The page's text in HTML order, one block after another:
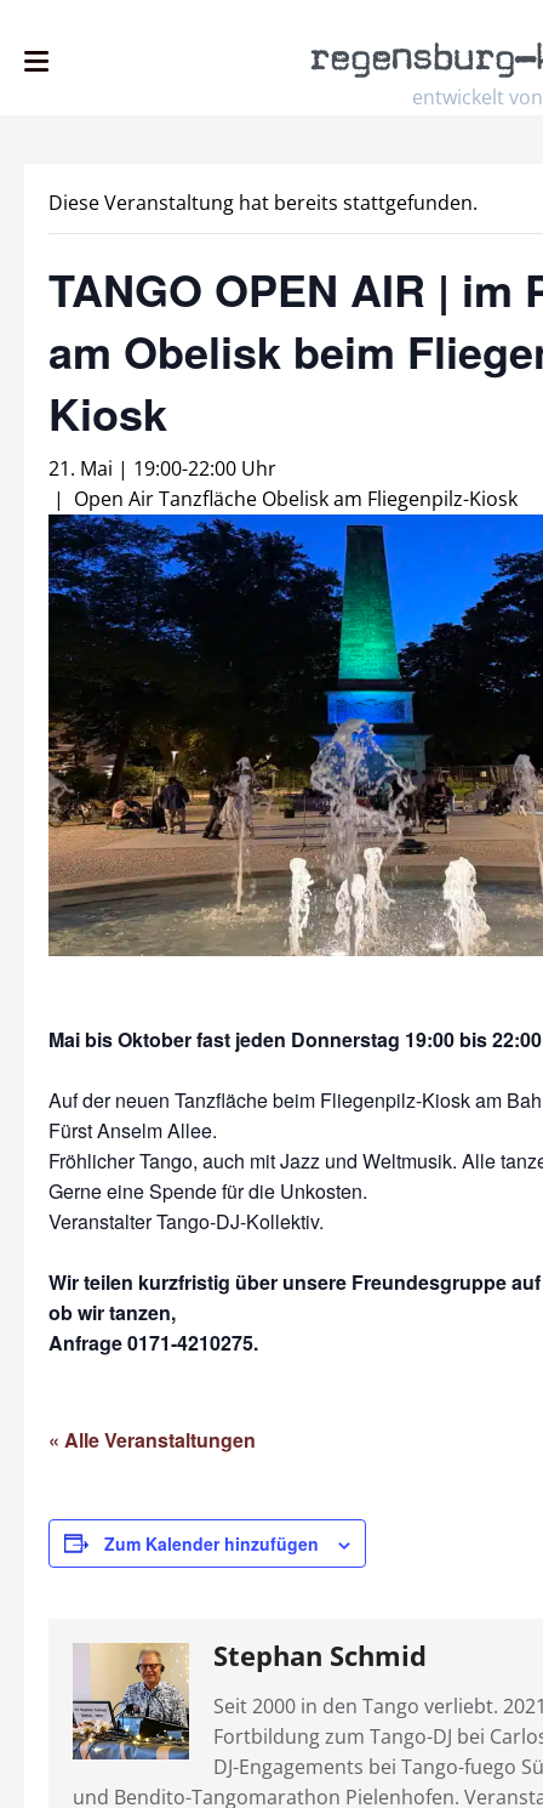
entwickelt von
regensburg–
Diese Veranstaltung hat bereits stattgefunden.
TANGO OPEN AIR | im
am Obelisk beim
Kiosk
21. Mai | 19:00-22:00 Uhr
| Open Air Tanzfläche Obelisk am Fliegenpilz-Kiosk
Mai bis Oktober fast jeden Donnerstag 19:00 bis
Auf der neuen Tanzfläche beim Fliegenpilz-Kiosk am
Fürst Anselm Allee.
Fröhlicher Tango, auch mit Jazz und Weltmusik. Alle
Gerne eine Spende für die Unkosten.
Veranstalter Tango-DJ-Kollektiv.
Wir teilen kurzfristig über unsere Freundesgruppe
ob wir tanzen,
Anfrage 0171-4210275.
« Alle Veranstaltungen
Zum Kalender hinzufügen
Stephan Schmid
Seit 2000 in den Tango verliebt.
Fortbildung zum Tango-DJ bei
DJ-Engagements bei Tango-fuego
und Bendito-Tangomarathon Pielenhofen.